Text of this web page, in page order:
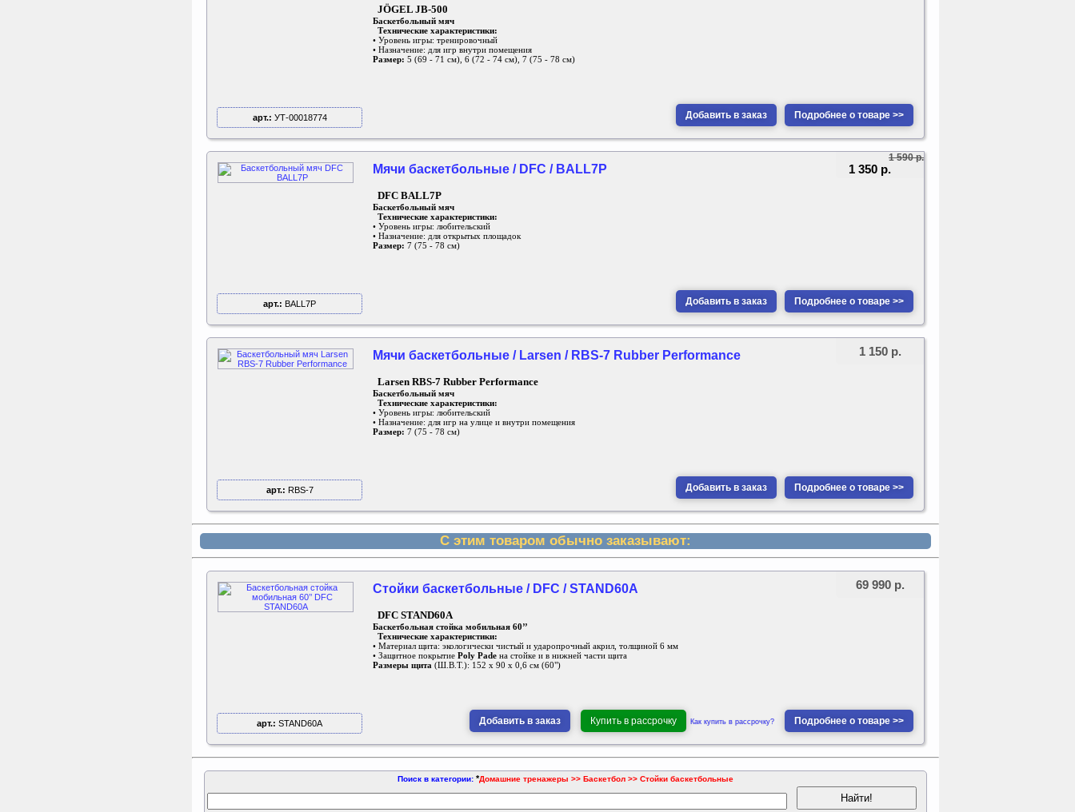
JÖGEL JB-500
Баскетбольный мяч
Технические характеристики:
• Уровень игры: тренировочный
• Назначение: для игр внутри помещения
Размер: 5 (69 - 71 см), 6 (72 - 74 см), 7 (75 - 78 см)
арт.: УТ-00018774 Добавить в заказ Подробнее о товаре >>
Мячи баскетбольные / DFC / BALL7P
DFC BALL7P
Баскетбольный мяч
Технические характеристики:
• Уровень игры: любительский
• Назначение: для открытых площадок
Размер: 7 (75 - 78 см)
арт.: BALL7P Добавить в заказ Подробнее о товаре >>
1 590 р.
1 350 р.
Мячи баскетбольные / Larsen / RBS-7 Rubber Performance
Larsen RBS-7 Rubber Performance
Баскетбольный мяч
Технические характеристики:
• Уровень игры: любительский
• Назначение: для игр на улице и внутри помещения
Размер: 7 (75 - 78 см)
арт.: RBS-7 Добавить в заказ Подробнее о товаре >>
1 150 р.
С этим товаром обычно заказывают:
Стойки баскетбольные / DFC / STAND60A
DFC STAND60A
Баскетбольная стойка мобильная 60’’
Технические характеристики:
• Материал щита: экологически чистый и ударопрочный акрил, толщиной 6 мм
• Защитное покрытие Poly Pade на стойке и в нижней части щита
Размеры щита (Ш.В.Т.): 152 х 90 х 0,6 см (60")
арт.: STAND60A Добавить в заказ Купить в рассрочку Как купить в рассрочку? Подробнее о товаре >>
69 990 р.
Поиск в категории: *Домашние тренажеры >> Баскетбол >> Стойки баскетбольные